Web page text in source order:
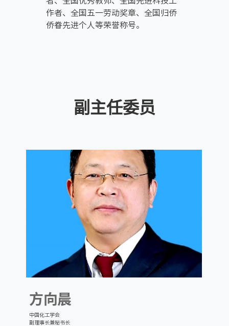
作者、全国五一劳动奖章、全国归侨
侨眷先进个人等荣誉称号。
副主任委员
方向晨
中国化工学会
副理事长兼秘书长